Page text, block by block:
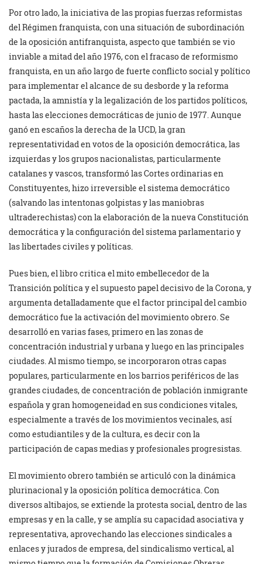
Por otro lado, la iniciativa de las propias fuerzas reformistas
del Régimen franquista, con una situación de subordinación
de la oposición antifranquista, aspecto que también se vio
inviable a mitad del año 1976, con el fracaso de reformismo
franquista, en un año largo de fuerte conflicto social y político
para implementar el alcance de su desborde y la reforma
pactada, la amnistía y la legalización de los partidos políticos,
hasta las elecciones democráticas de junio de 1977. Aunque
ganó en escaños la derecha de la UCD, la gran
representatividad en votos de la oposición democrática, las
izquierdas y los grupos nacionalistas, particularmente
catalanes y vascos, transformó las Cortes ordinarias en
Constituyentes, hizo irreversible el sistema democrático
(salvando las intentonas golpistas y las maniobras
ultraderechistas) con la elaboración de la nueva Constitución
democrática y la configuración del sistema parlamentario y
las libertades civiles y políticas.
Pues bien, el libro critica el mito embellecedor de la
Transición política y el supuesto papel decisivo de la Corona, y
argumenta detalladamente que el factor principal del cambio
democrático fue la activación del movimiento obrero. Se
desarrolló en varias fases, primero en las zonas de
concentración industrial y urbana y luego en las principales
ciudades. Al mismo tiempo, se incorporaron otras capas
populares, particularmente en los barrios periféricos de las
grandes ciudades, de concentración de población inmigrante
española y gran homogeneidad en sus condiciones vitales,
especialmente a través de los movimientos vecinales, así
como estudiantiles y de la cultura, es decir con la
participación de capas medias y profesionales progresistas.
El movimiento obrero también se articuló con la dinámica
plurinacional y la oposición política democrática. Con
diversos altibajos, se extiende la protesta social, dentro de las
empresas y en la calle, y se amplía su capacidad asociativa y
representativa, aprovechando las elecciones sindicales a
enlaces y jurados de empresa, del sindicalismo vertical, al